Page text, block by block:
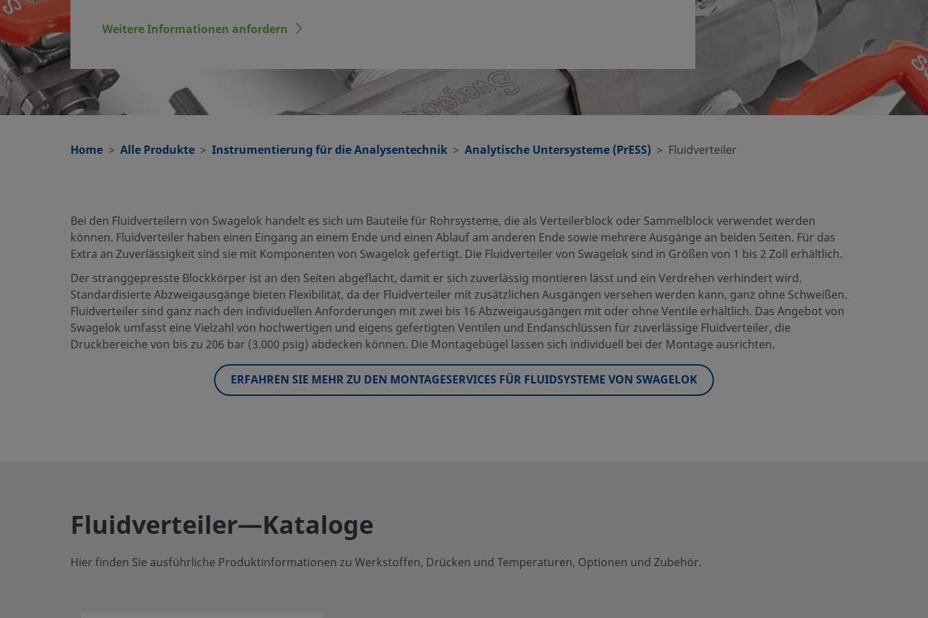
Weitere Informationen anfordern
Home Alle Produkte Instrumentierung für die Analysentechnik Analytische Untersysteme (PrESS) Fluidverteiler
Bei den Fluidverteilern von Swagelok handelt es sich um Bauteile für Rohrsysteme, die als Verteilerblock oder Sammelblock verwendet werden
können. Fluidverteiler haben einen Eingang an einem Ende und einen Ablauf am anderen Ende sowie mehrere Ausgänge an beiden Seiten. Für das
Extra an Zuverlässigkeit sind sie mit Komponenten von Swagelok gefertigt. Die Fluidverteiler von Swagelok sind in Größen von 1 bis 2 Zoll erhältlich.
Der stranggepresste Blockkörper ist an den Seiten abgeflacht, damit er sich zuverlässig montieren lässt und ein Verdrehen verhindert wird.
Standardisierte Abzweigausgänge bieten Flexibilität, da der Fluidverteiler mit zusätzlichen Ausgängen versehen werden kann, ganz ohne Schweißen.
Fluidverteiler sind ganz nach den individuellen Anforderungen mit zwei bis 16 Abzweigausgängen mit oder ohne Ventile erhältlich. Das Angebot von
Swagelok umfasst eine Vielzahl von hochwertigen und eigens gefertigten Ventilen und Endanschlüssen für zuverlässige Fluidverteiler, die
Druckbereiche von bis zu 206 bar (3.000 psig) abdecken können. Die Montagebügel lassen sich individuell bei der Montage ausrichten.
ERFAHREN SIE MEHR ZU DEN MONTAGESERVICES FÜR FLUIDSYSTEME VON SWAGELOK
Fluidverteiler—Kataloge
Hier finden Sie ausführliche Produktinformationen zu Werkstoffen, Drücken und Temperaturen, Optionen und Zubehör.